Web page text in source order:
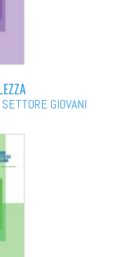
GIOVANI